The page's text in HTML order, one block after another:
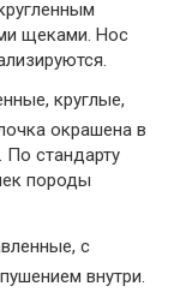
щеками. Нос
круглые,
окрашена в
По стандарту
породы
с
внутри.